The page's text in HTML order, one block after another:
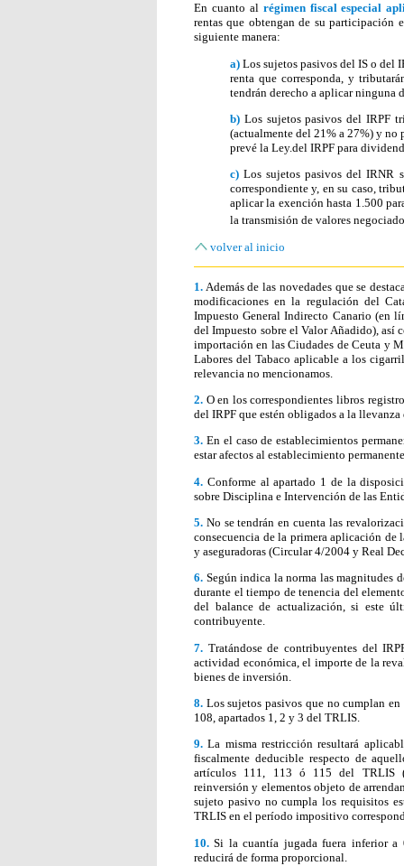
En cuanto al régimen fiscal especial
rentas que obtengan de su participación
siguiente manera:
a) Los sujetos pasivos del IS o del
renta que corresponda, y
tendrán derecho a aplicar
b) Los sujetos pasivos del IRPF
(actualmente del 21% a 27%) y no
prevé la Ley.del IRPF para
c)Los sujetos pasivos del IRNR
correspondiente y, en su caso,
aplicar la exención hasta 1.500
la transmisión de valores
volver al inicio
1. Además de las novedades que se
modificaciones en la regulación del
Impuesto General Indirecto Canario (en
del Impuesto sobre el Valor Añadido), así
importación en las Ciudades de Ceuta y
Labores del Tabaco aplicable a los
relevancia no mencionamos.
2. O en los correspondientes libros
del IRPF que estén obligados a la llevanza
3. En el caso de establecimientos
estar afectos al establecimiento
4. Conforme al apartado 1 de la
sobre Disciplina e Intervención de las
5. No se tendrán en cuenta las
consecuencia de la primera aplicación de
y aseguradoras (Circular 4/2004 y Real
6. Según indica la norma las magnitudes
durante el tiempo de tenencia del
del balance de actualización, si este
contribuyente.
7. Tratándose de contribuyentes del
actividad económica, el importe de la
bienes de inversión.
8. Los sujetos pasivos que no cumplan
108, apartados 1, 2 y 3 del TRLIS.
9. La misma restricción resultará
fiscalmente deducible respecto de
artículos 111, 113 ó 115 del TRLIS
reinversión y elementos objeto de
sujeto pasivo no cumpla los requisitos
TRLIS en el período impositivo
10. Si la cuantía jugada fuera inferior a
reducirá de forma proporcional.